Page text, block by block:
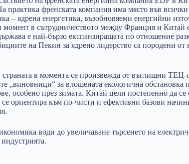
практика френската компания има място във
– ядрена енергетика, възобновяеми енергийни
момент в сътрудничеството между Франция и Китай
е най-бързо експанзиращата по отношение
на Пекин за ядрено лидерство са породени от
страната в момента се произвежда от въглищни ТЕЦ-
„виновници“ за влошената екологична обстановка
особено през зимата. Китай цели постепенно да се
ориентира към по-чисти и ефективни базови
води до увеличаване търсенето на